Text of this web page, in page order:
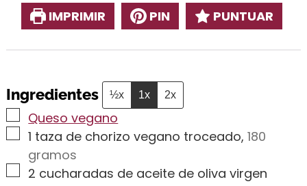
IMPRIMIR
PIN PUNTUAR
Ingredientes ½x 1x 2x
▢
Queso vegano
▢1 taza de chorizo vegano troceado,180
gramos
▢
2 cucharadas de aceite de oliva virgen